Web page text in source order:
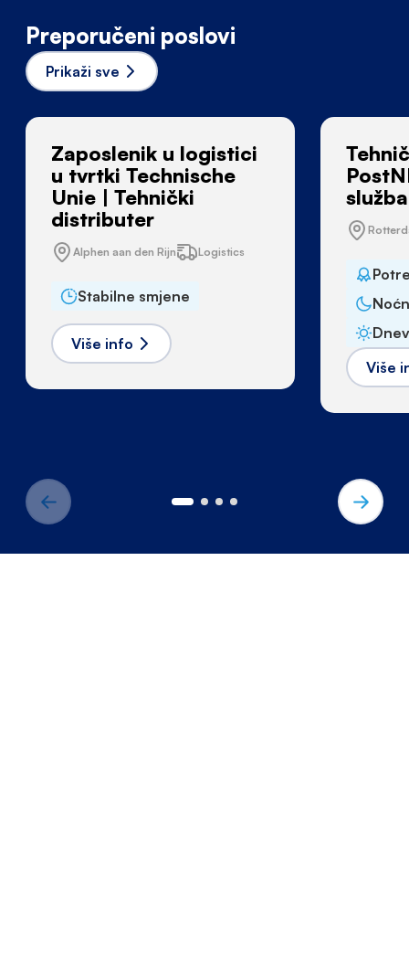
Preporučeni poslovi
Prikaži sve
Zaposlenik u logistici
u tvrtki Technische
Unie | Tehnički
distributer
Alphen aan den Rijn Logistics
Stabilne smjene
Više info
služba
Više